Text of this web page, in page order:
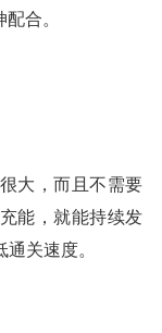
合。
大，而且不需要
能，就能持续发
关速度。